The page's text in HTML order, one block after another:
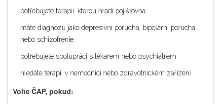
potřebujete terapii, kterou hradí pojišťovna
máte diagnózu jako depresivní porucha, bipolární porucha
nebo schizofrenie
potřebujete spolupráci s lékařem nebo psychiatrem
hledáte terapii v nemocnici nebo zdravotnickém zařízení
Volte ČAP, pokud: